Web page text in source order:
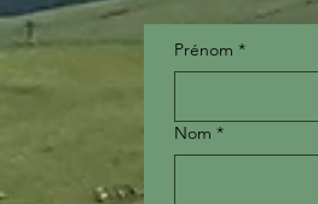
Prénom *
Nom *